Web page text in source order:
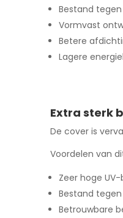
Bestand
Vormvast
Betere
Lagere
Extra sterk
De cover is
Voordelen van
Zeer hoge
Bestand
Betrouwbare